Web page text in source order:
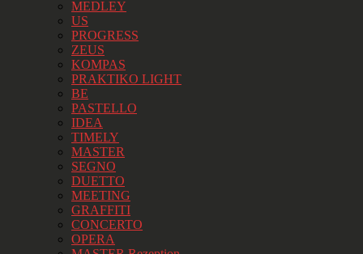
MEDLEY
US
PROGRESS
ZEUS
KOMPAS
PRAKTIKO LIGHT
BE
PASTELLO
IDEA
TIMELY
MASTER
SEGNO
DUETTO
MEETING
GRAFFITI
CONCERTO
OPERA